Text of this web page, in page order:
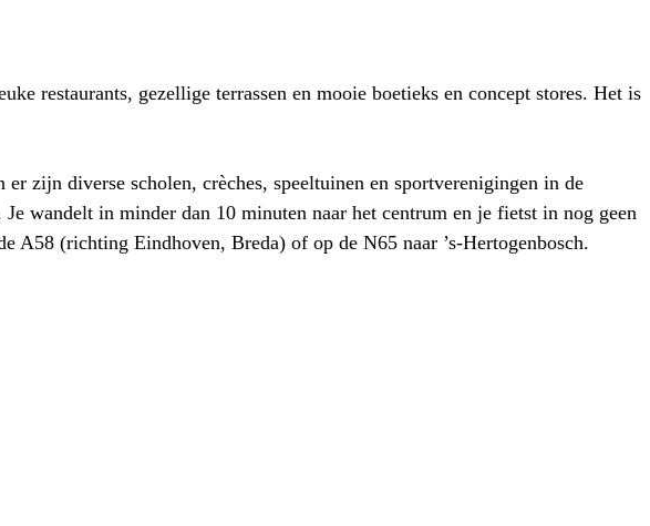
restaurants, gezellige terrassen en mooie boetieks en concept stores. Het is
zijn diverse scholen, crèches, speeltuinen en sportverenigingen in de
wandelt in minder dan 10 minuten naar het centrum en je fietst in nog geen
A58 (richting Eindhoven, Breda) of op de N65 naar ’s-Hertogenbosch.